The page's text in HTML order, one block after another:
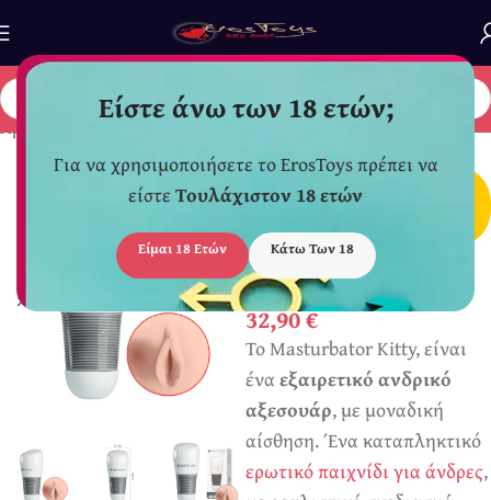
Είστε άνω των 18 ετών;
Για να χρησιμοποιήσετε το ErosToys πρέπει να
είστεΤουλάχιστον 18 ετών
Είμαι 18 Ετών Κάτω Των 18
Αρχική σελίδα/Για Άντρες/ Αυνανιστήρια - Κούκλες
*Διακριτική
Kitty Γυναικείο
Ομοίωμα
32,90€
Το Masturbator Kitty, είναι
έναεξαιρετικό ανδρικό
αξεσουάρ, με μοναδική
αίσθηση. Ένα καταπληκτικό
ερωτικό παιχνίδι για άνδρες,